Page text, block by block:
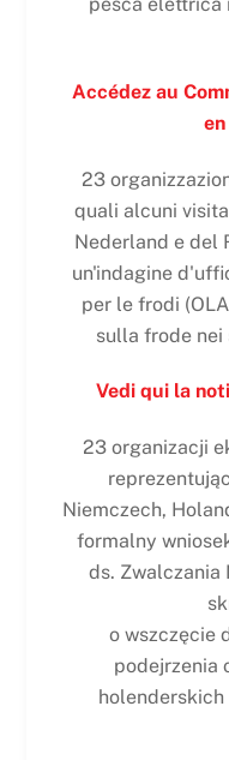
Accédez au
23
quali alcuni
Nederland e del
un'indagine
per le frodi
sulla frode nei
Vedi qui la
23 organizacji
Niemczech,
formalny
ds. Zwalczania
o wszczęcie
podejrzenia